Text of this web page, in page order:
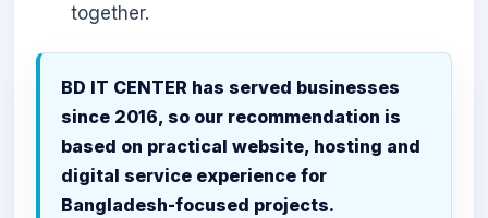
together.
BD IT CENTER has served businesses
since 2016, so our recommendation is
based on practical website, hosting and
digital service experience for
Bangladesh-focused projects.